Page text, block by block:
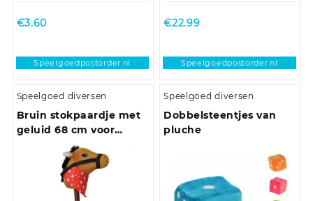
€3.60
Speelgoedpostorder.nl
€22.99
Speelgoedpostorder.nl
Speelgoed diversen
Bruin stokpaardje met
geluid 68 cm voor
Speelgoed diversen
Dobbelsteentjes van
pluche